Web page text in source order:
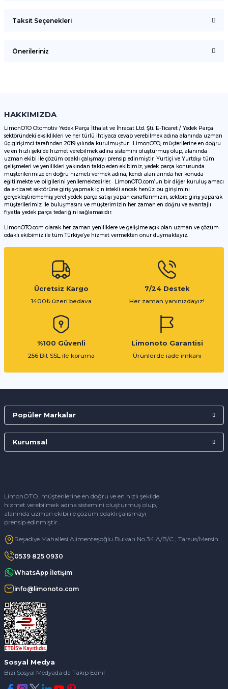
Taksit Seçenekleri
Önerileriniz
Görüş ve önerileriniz için teşekkür ederiz.
Ürün resmi kalitesiz, bozuk veya görüntülenemiyor.
Ürün açıklamasında eksik bilgiler bulunuyor.
Ürün bilgilerinde hatalar bulunuyor.
Ürün fiyatı diğer sitelerden daha pahalı.
Bu ürüne benzer farklı alternatifler olmalı.
HAKKIMIZDA
LimonOTO Otomotiv Yedek Parça İthalat ve İhracat Ltd. Şti. E-Ticaret / Yedek Parça
sektöründeki eksiklikleri ve her türlü ihtiyaca cevap verebilmek adına alanında uzman
üç girişimci tarafından 2019 yılında kurulmuştur. LimonOTO, müşterilerine en doğru
ve en hızlı şekilde hizmet verebilmek adına sistemini oluşturmuş olup, alanında
uzman ekibi ile çözüm odaklı çalışmayı prensip edinmiştir. Yurtiçi ve Yurtdışı tüm
gelişmeleri ve yenilikleri yakından takip eden ekibimiz, yedek parça konusunda
müşterilerimize en doğru hizmeti vermek adına, kendi alanlarında her konuda
eğitilmekte ve bilgilerini yenilemektedirler. LimonOTO.com’un bir diğer kuruluş amacı
da e-ticaret sektörüne giriş yapmak için istekli ancak henüz bu girişimini
gerçekleştirememiş yerel yedek parça satışı yapan esnaflarımızın, sektöre giriş yaparak
müşterilerimiz ile buluşmasını ve müşterimizin her zaman en doğru ve avantajlı
fiyatla yedek parça tedariğini sağlamasıdır.
LimonOTO.com olarak her zaman yeniliklere ve gelişime açık olan uzman ve çözüm
odaklı ekibimiz ile tüm Türkiye’ye hizmet vermekten onur duymaktayız.
Ücretsiz Kargo
1400₺ üzeri bedava
7/24 Destek
Her zaman yanınızdayız!
%100 Güvenli
256 Bit SSL ile koruma
Limonoto Garantisi
Ürünlerde iade imkanı
LimonOTO, müşterilerine en doğru ve en hızlı şekilde
hizmet verebilmek adına sistemini oluşturmuş olup,
alanında uzman ekibi ile çözüm odaklı çalışmayı
prensip edinmiştir.
Reşadiye Mahallesi Alimenteşoğlu Bulvarı No 34 A/B/C , Tarsus/Mersin
0539 825 0930
WhatsApp İletişim
info@limonoto.com
Popüler Markalar
Kurumsal
Sosyal Medya
Bizi Sosyal Medyada da Takip Edin!